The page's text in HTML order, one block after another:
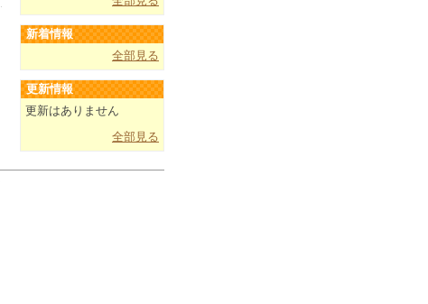
新着情報
全部見る
更新情報
更新はありません
全部見る